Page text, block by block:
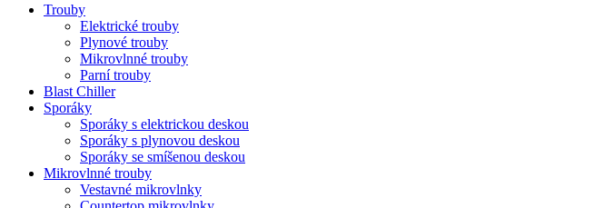
Trouby
Elektrické trouby
Plynové trouby
Mikrovlnné trouby
Parní trouby
Blast Chiller
Sporáky
Sporáky s elektrickou deskou
Sporáky s plynovou deskou
Sporáky se smíšenou deskou
Mikrovlnné trouby
Vestavné mikrovlnky